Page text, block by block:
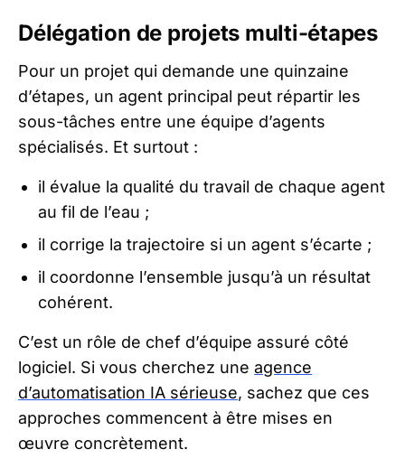
Délégation de projets multi-étapes
Pour un projet qui demande une quinzaine
d’étapes, un agent principal peut répartir les
sous-tâches entre une équipe d’agents
spécialisés. Et surtout :
il évalue la qualité du travail de chaque agent
au fil de l’eau ;
il corrige la trajectoire si un agent s’écarte ;
il coordonne l’ensemble jusqu’à un résultat
cohérent.
C’est un rôle de chef d’équipe assuré côté
logiciel. Si vous cherchez uneagence
d’automatisation IA sérieuse, sachez que ces
approches commencent à être mises en
œuvre concrètement.